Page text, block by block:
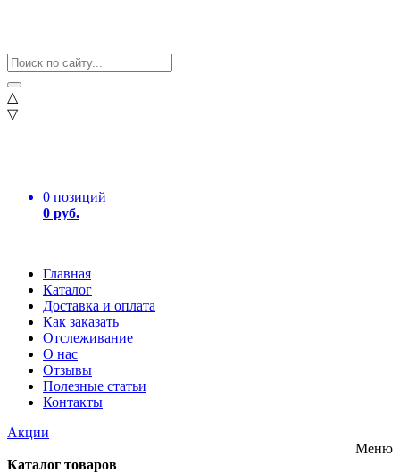
△
▽
0 позиций
0 руб.
Главная
Каталог
Доставка и оплата
Как заказать
Отслеживание
О нас
Отзывы
Полезные статьи
Контакты
Акции
Меню
Каталог товаров